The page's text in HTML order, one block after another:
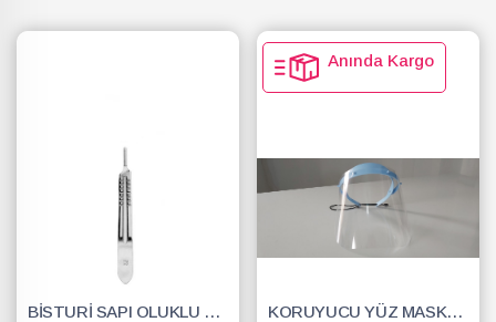
BİSTURİ SAPI OLUKLU NO.3
Anında Kargo
KORUYUCU YÜZ MASKESİ SİPERLİK.YÜZ KALKANI.DENTAL MASKE